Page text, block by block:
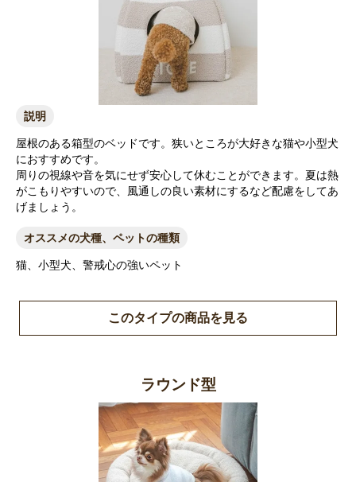
説明
屋根のある箱型のベッドです。狭いところが大好きな猫や小型犬
におすすめです。
周りの視線や音を気にせず安心して休むことができます。夏は熱
がこもりやすいので、風通しの良い素材にするなど配慮をしてあ
げましょう。
オススメの犬種、ペットの種類
猫、小型犬、警戒心の強いペット
このタイプの商品を見る
ラウンド型